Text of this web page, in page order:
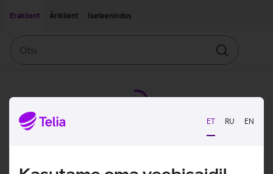
ET RU EN
Eraklient
Äriklient Iseteenindus
Otsin